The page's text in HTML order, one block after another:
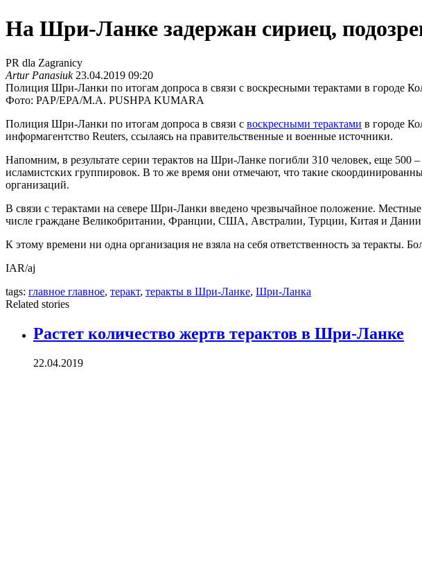
На Шри-Ланке задержан сириец,
PR dla Zagranicy
Artur Panasiuk23.04.2019 09:20
Полиция Шри-Ланки по итогам допроса в связи с воскресными терактами в городе
Фото: PAP/EPA/M.A. PUSHPA KUMARA
Полиция Шри-Ланки по итогам допроса в связи с воскресными терактами в городе
информагентство Reuters, ссылаясь на правительственные и военные источники.
Напомним, в результате серии терактов на Шри-Ланке погибли 310 человек, еще
исламистских группировок. В то же время они отмечают, что такие
организаций.
В связи с терактами на севере Шри-Ланки введено чрезвычайное положение.
числе граждане Великобритании, Франции, США, Австралии, Турции, Китая и
К этому времени ни одна организация не взяла на себя ответственность за
IAR/aj
tags: главное главное, теракт, теракты в Шри-Ланке, Шри-Ланка
Related stories
Растет количество жертв терактов в Шри-Ланке
22.04.2019